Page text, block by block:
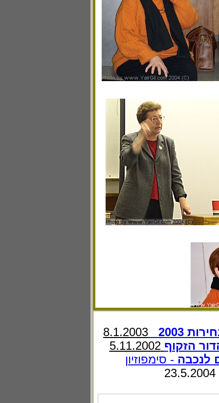
2003
8.1.2003
הזקוף 5.11.2002
- סימפוזיון
23.5.2004